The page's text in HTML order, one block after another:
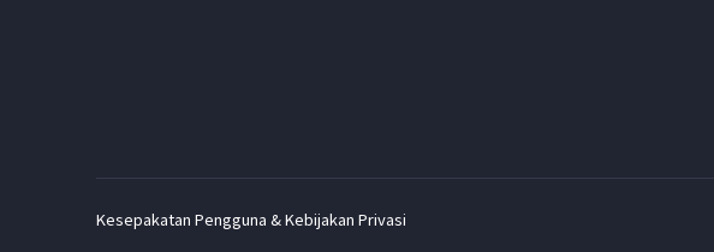
Kesepakatan Pengguna & Kebijakan Privasi